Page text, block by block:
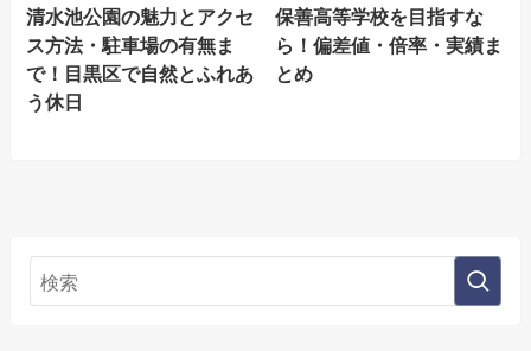
清水池公園の魅力とアクセ
ス方法・駐車場の有無ま
で！目黒区で自然とふれあ
う休日
保善高等学校を目指すな
ら！偏差値・倍率・実績ま
とめ